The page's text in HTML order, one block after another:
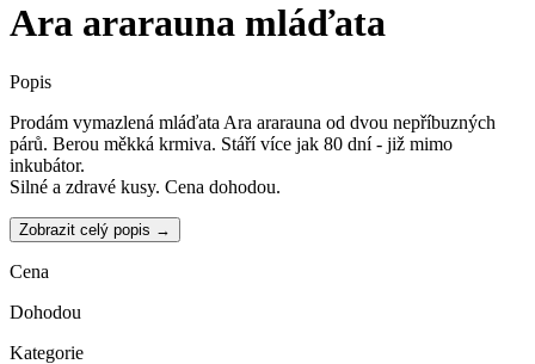
Ara ararauna mláďata
Popis
Prodám vymazlená mláďata Ara ararauna od dvou nepříbuzných
párů. Berou měkká krmiva. Stáří více jak 80 dní - již mimo
inkubátor.
Silné a zdravé kusy. Cena dohodou.
Zobrazit celý popis →
Cena
Dohodou
Kategorie